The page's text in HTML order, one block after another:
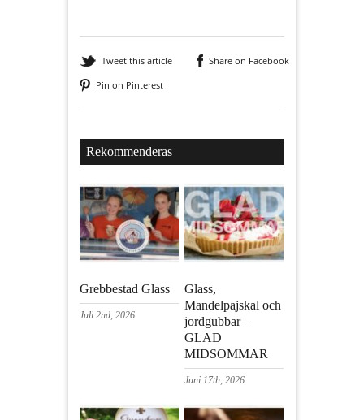
Tweet this article
Share on Facebook
Pin on Pinterest
Rekommenderas
Grebbestad Glass
Juli 2nd, 2026
Glass,
Mandelpajskal och
jordgubbar –
GLAD
MIDSOMMAR
Juni 17th, 2026